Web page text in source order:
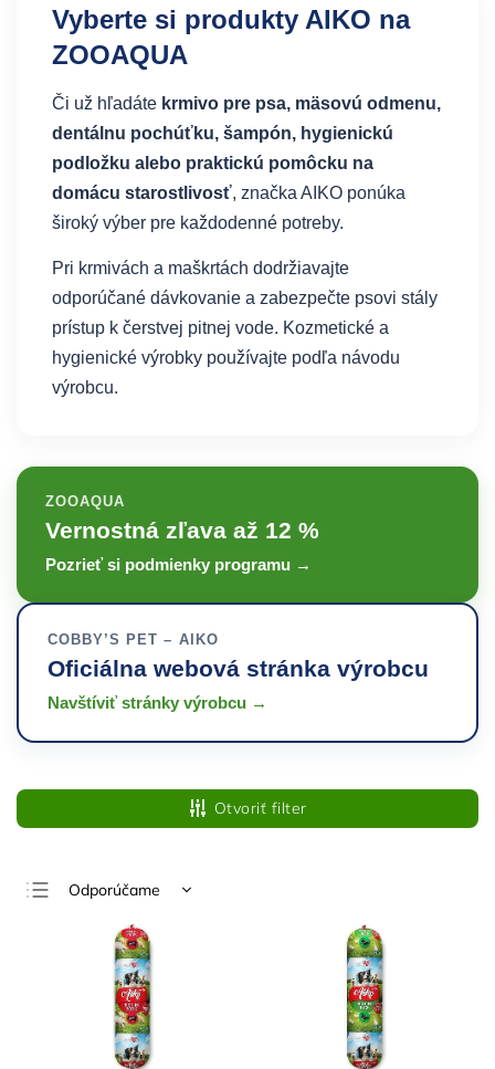
Vyberte si produkty AIKO na
ZOOAQUA
Či už hľadáte krmivo pre psa, mäsovú odmenu,
dentálnu pochúťku, šampón, hygienickú
podložku alebo praktickú pomôcku na
domácu starostlivosť, značka AIKO ponúka
široký výber pre každodenné potreby.
Pri krmivách a maškrtách dodržiavajte
odporúčané dávkovanie a zabezpečte psovi stály
prístup k čerstvej pitnej vode. Kozmetické a
hygienické výrobky používajte podľa návodu
výrobcu.
ZOOAQUA
Vernostná zľava až 12 %
Pozrieť si podmienky programu →
COBBY’S PET – AIKO
Oficiálna webová stránka výrobcu
Navštíviť stránky výrobcu →
Otvoriť filter
Odporúčame
Najlacnejšie
Najdrahšie
Najpredávanejšie
Abecedne